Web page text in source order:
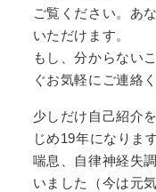
ご覧ください。あ
いただけます。
もし、分からない
ぐお気軽にご連絡
少しだけ自己紹介
じめ19年になりま
喘息、自律神経失
いました（今は元